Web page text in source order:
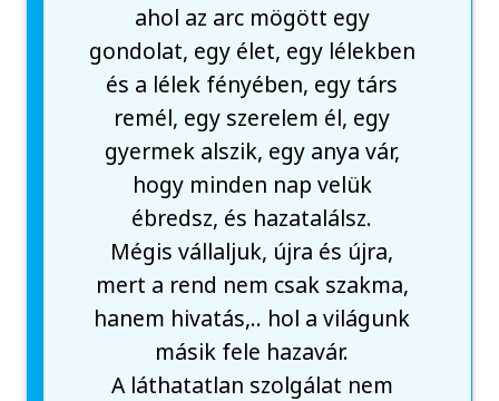
ahol az arc mögött egy
gondolat, egy élet, egy lélekben
és a lélek fényében, egy társ
remél, egy szerelem él, egy
gyermek alszik, egy anya vár,
hogy minden nap velük
ébredsz, és hazatalálsz.
Mégis vállaljuk, újra és újra,
mert a rend nem csak szakma,
hanem hivatás,.. hol a világunk
másik fele hazavár.
A láthatatlan szolgálat nem